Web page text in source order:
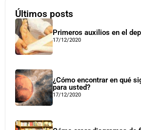
Últimos posts
Primeros auxilios en el
17/12/2020
¿Cómo encontrar en qué
para usted?
17/12/2020